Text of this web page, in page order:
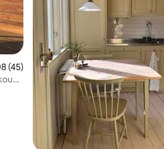
119 ohodnotenie 4,98 z 5, počet
(45)